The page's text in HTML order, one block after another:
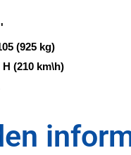
(925 kg)
H (210 km\h)